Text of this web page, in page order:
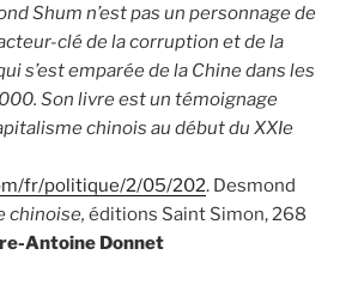
Shum n’est pas un personnage de
clé de la corruption et de la
s’est emparée de la Chine dans les
Son livre est un témoignage
chinois au début du XXIe
fr/politique/2/05/202. Desmond
chinoise, éditions Saint Simon, 268
Antoine Donnet